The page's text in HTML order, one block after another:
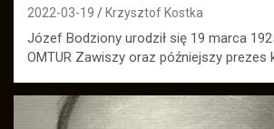
2022-03-19 Krzysztof Kostka
Józef Bodziony urodził się 19 marca
OMTUR Zawiszy oraz późniejszy prezes